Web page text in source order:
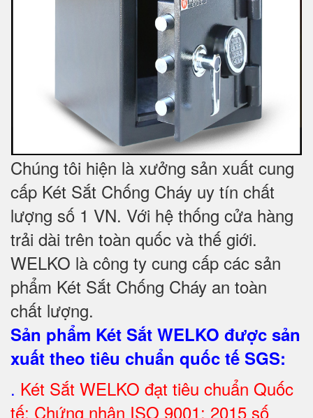
Chúng tôi hiện là xưởng sản xuất cung
cấp Két Sắt Chống Cháy uy tín chất
lượng số 1 VN. Với hệ thống cửa hàng
trải dài trên toàn quốc và thế giới.
WELKO là công ty cung cấp các sản
phẩm Két Sắt Chống Cháy an toàn
chất lượng.
Sản phẩm Két Sắt WELKO được sản
xuất theo tiêu chuẩn quốc tế SGS:
. Két Sắt WELKO đạt tiêu chuẩn Quốc
tế: Chứng nhận ISO 9001: 2015 số